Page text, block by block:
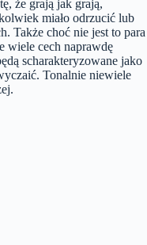
że grają jak grają,
miało odrzucić lub
Także choć nie jest to para
wiele cech naprawdę
scharakteryzowane jako
Tonalnie niewiele